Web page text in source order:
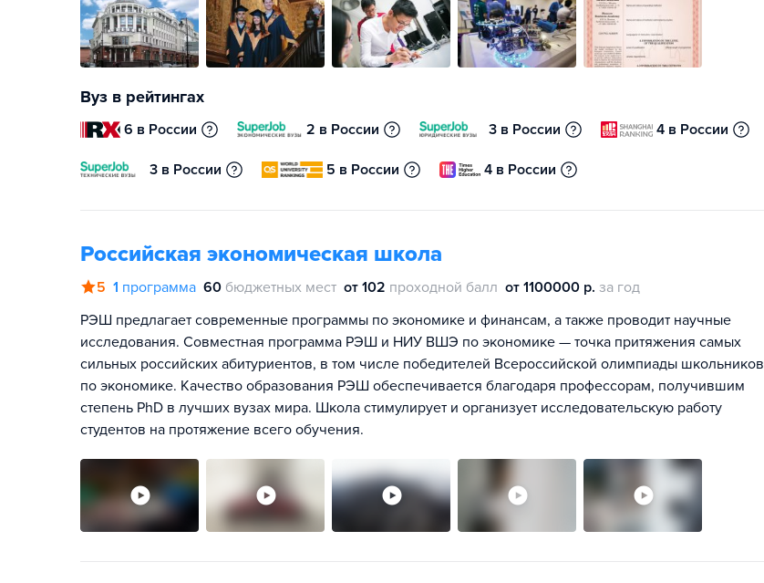
Вуз в рейтингах
6 в России 2 в России 3 в России 4 в России
3 в России 5 в России 4 в России
Российская экономическая школа
5 1 программа 60 бюджетных мест от 102 проходной балл от 1100000 р. за год
РЭШ предлагает современные программы по экономике и финансам, а также проводит научные
исследования. Совместная программа РЭШ и НИУ ВШЭ по экономике — точка притяжения самых
сильных российских абитуриентов, в том числе победителей Всероссийской олимпиады школьников
по экономике. Качество образования РЭШ обеспечивается благодаря профессорам, получившим
степень PhD в лучших вузах мира. Школа стимулирует и организует исследовательскую работу
студентов на протяжение всего обучения.